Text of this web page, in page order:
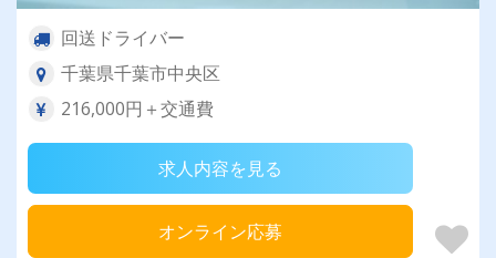
回送ドライバー
千葉県千葉市中央区
216,000円＋交通費
求人内容を見る
オンライン応募